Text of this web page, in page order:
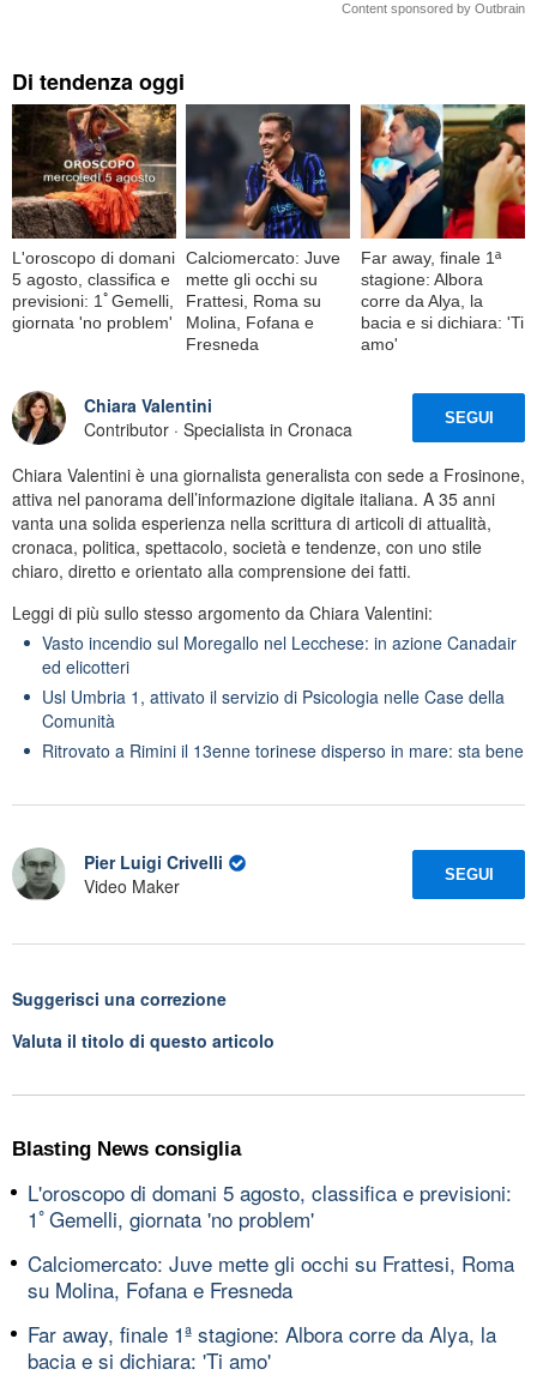
Content sponsored by Outbrain
Di tendenza oggi
L'oroscopo di domani
5 agosto, classifica e
previsioni: 1ﾟGemelli,
giornata 'no problem'
Calciomercato: Juve
mette gli occhi su
Frattesi, Roma su
Molina, Fofana e
Fresneda
Far away, finale 1ª
stagione: Albora
corre da Alya, la
bacia e si dichiara: 'Ti
amo'
Chiara Valentini
Contributor · Specialista in Cronaca
SEGUI
Chiara Valentini è una giornalista generalista con sede a Frosinone,
attiva nel panorama dell’informazione digitale italiana. A 35 anni
vanta una solida esperienza nella scrittura di articoli di attualità,
cronaca, politica, spettacolo, società e tendenze, con uno stile
chiaro, diretto e orientato alla comprensione dei fatti.
Leggi di più sullo stesso argomento da Chiara Valentini:
Vasto incendio sul Moregallo nel Lecchese: in azione Canadair
ed elicotteri
Usl Umbria 1, attivato il servizio di Psicologia nelle Case della
Comunità
Ritrovato a Rimini il 13enne torinese disperso in mare: sta bene
Pier Luigi Crivelli
Video Maker
SEGUI
Suggerisci una correzione
Valuta il titolo di questo articolo
Blasting News consiglia
L'oroscopo di domani 5 agosto, classifica e previsioni:
1ﾟGemelli, giornata 'no problem'
Calciomercato: Juve mette gli occhi su Frattesi, Roma
su Molina, Fofana e Fresneda
Far away, finale 1ª stagione: Albora corre da Alya, la
bacia e si dichiara: 'Ti amo'